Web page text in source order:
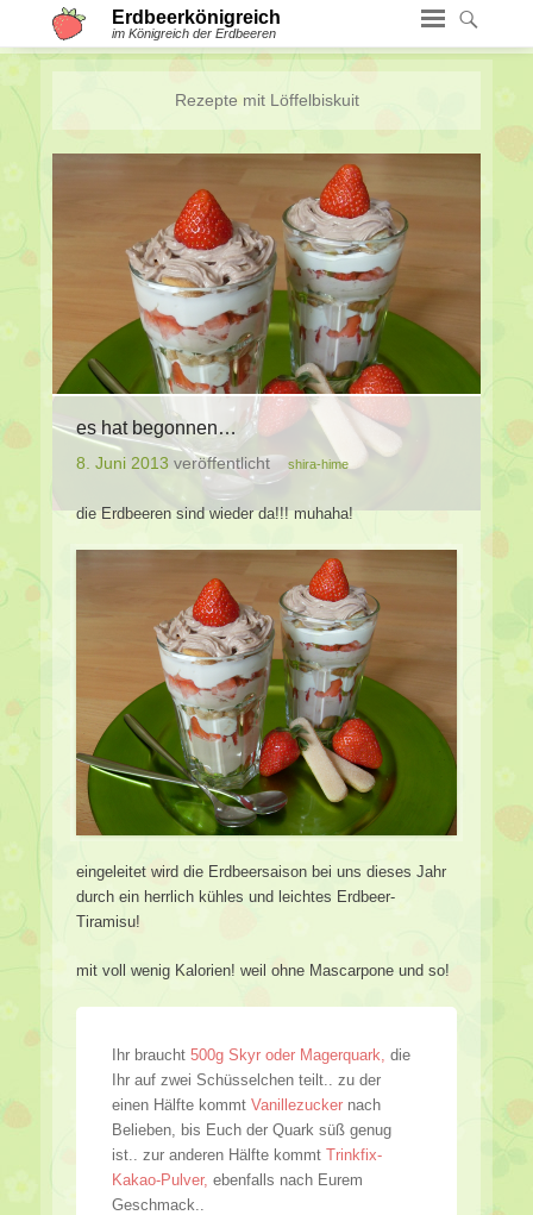
Erdbeerkönigreich
im Königreich der Erdbeeren
Rezepte mit Löffelbiskuit
es hat begonnen…
8. Juni 2013 veröffentlicht shira-hime
die Erdbeeren sind wieder da!!! muhaha!
eingeleitet wird die Erdbeersaison bei uns dieses Jahr
durch ein herrlich kühles und leichtes Erdbeer-
Tiramisu!
mit voll wenig Kalorien! weil ohne Mascarpone und so!
Ihr braucht 500g Skyr oder Magerquark, die
Ihr auf zwei Schüsselchen teilt.. zu der
einen Hälfte kommt Vanillezucker nach
Belieben, bis Euch der Quark süß genug
ist.. zur anderen Hälfte kommt Trinkfix-
Kakao-Pulver, ebenfalls nach Eurem
Geschmack..